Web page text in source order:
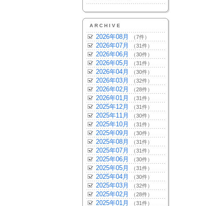
ARCHIVE
2026年08月 （7件）
2026年07月 （31件）
2026年06月 （30件）
2026年05月 （31件）
2026年04月 （30件）
2026年03月 （32件）
2026年02月 （28件）
2026年01月 （31件）
2025年12月 （31件）
2025年11月 （30件）
2025年10月 （31件）
2025年09月 （30件）
2025年08月 （31件）
2025年07月 （31件）
2025年06月 （30件）
2025年05月 （31件）
2025年04月 （30件）
2025年03月 （32件）
2025年02月 （28件）
2025年01月 （31件）